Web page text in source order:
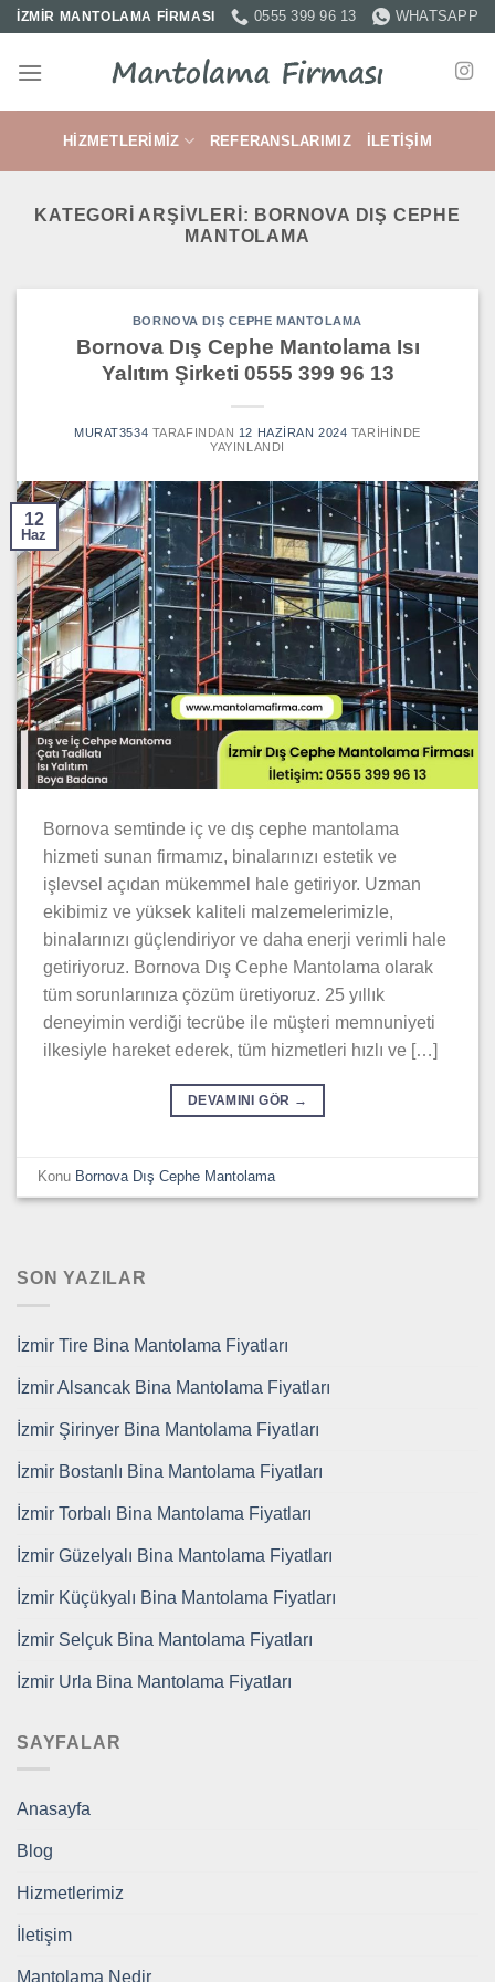
İçeriğe
İZMİR MANTOLAMA FİRMASI 0555 399 96 13 WHATSAPP
HIZMETLERIMIZ REFERANSLARIMIZ İLETIŞIM
KATEGORI ARŞIVLERI: BORNOVA DIŞ CEPHE
MANTOLAMA
BORNOVA DIŞ CEPHE MANTOLAMA
Bornova Dış Cephe Mantolama Isı
Yalıtım Şirketi 0555 399 96 13
MURAT3534 TARAFINDAN 12 HAZIRAN 2024 TARIHINDE
YAYINLANDI
12
Haz
Bornova semtinde iç ve dış cephe mantolama
hizmeti sunan firmamız, binalarınızı estetik ve
işlevsel açıdan mükemmel hale getiriyor. Uzman
ekibimiz ve yüksek kaliteli malzemelerimizle,
binalarınızı güçlendiriyor ve daha enerji verimli hale
getiriyoruz. Bornova Dış Cephe Mantolama olarak
tüm sorunlarınıza çözüm üretiyoruz. 25 yıllık
deneyimin verdiği tecrübe ile müşteri memnuniyeti
ilkesiyle hareket ederek, tüm hizmetleri hızlı ve […]
DEVAMINI GÖR →
Konu Bornova Dış Cephe Mantolama
SON YAZILAR
İzmir Tire Bina Mantolama Fiyatları
İzmir Alsancak Bina Mantolama Fiyatları
İzmir Şirinyer Bina Mantolama Fiyatları
İzmir Bostanlı Bina Mantolama Fiyatları
İzmir Torbalı Bina Mantolama Fiyatları
İzmir Güzelyalı Bina Mantolama Fiyatları
İzmir Küçükyalı Bina Mantolama Fiyatları
İzmir Selçuk Bina Mantolama Fiyatları
İzmir Urla Bina Mantolama Fiyatları
SAYFALAR
Anasayfa
Blog
Hizmetlerimiz
İletişim
Mantolama Nedir